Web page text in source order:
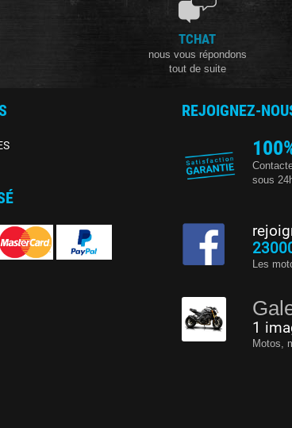
TCHAT
nous vous répondons
tout de suite
REJOIGNEZ-
sous
Les
1
Motos,